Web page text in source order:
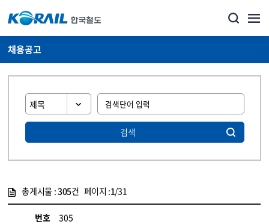
채용공고
검색
총게시물 :305건 페이지 :1/31
번호
305